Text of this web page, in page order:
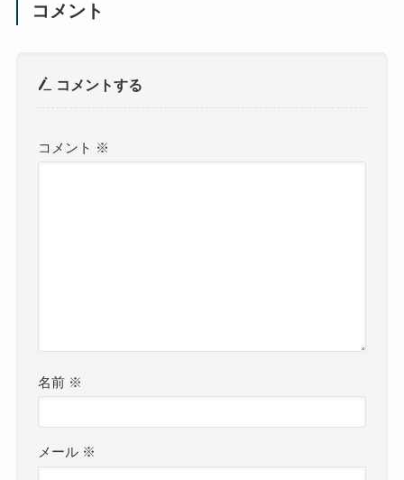
コメント
コメントする
コメント ※
名前 ※
メール ※